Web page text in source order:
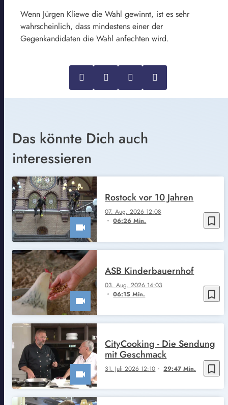
Wenn Jürgen Kliewe die Wahl gewinnt, ist es sehr
wahrscheinlich, dass mindestens einer der
Gegenkandidaten die Wahl anfechten wird.
Das könnte Dich auch
interessieren
bookmark_border
07. Aug. 2026 12:08
06:26 Min.
Rostock vor 10 Jahren
bookmark_border
03. Aug. 2026 14:03
06:15 Min.
ASB Kinderbauernhof
bookmark_border
31. Juli 2026 12:10 29:47 Min.
CityCooking - Die Sendung
mit Geschmack